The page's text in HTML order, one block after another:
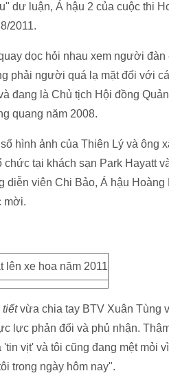
dư luận, Á hậu 2 của cuộc thi
2011.
dọc hỏi nhau xem người đàn
phải người quá lạ mặt đối với
đang là Chủ tịch Hội đồng
quang năm 2008.
hình ảnh của Thiên Lý và ông
tại khách sạn Park Hayatt
viên Chi Bảo, Á hậu Hoàng
mời.
tiếtvừa chia tay BTV Xuân Tùng
lực phản đối và phủ nhận.
vịt' và tôi cũng đang mệt mỏi
trong ngày hôm nay".